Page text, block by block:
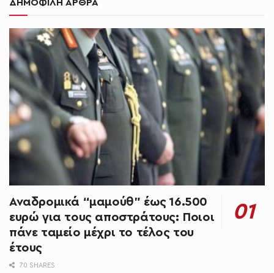
ΔΗΜΟΦΙΛΗ ΑΡΘΡΑ
Αναδρομικά “μαμούθ” έως 16.500
ευρώ για τους αποστράτους: Ποιοι
πάνε ταμείο μέχρι το τέλος του
έτους
70 SHARES